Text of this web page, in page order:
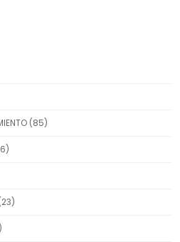
(85)